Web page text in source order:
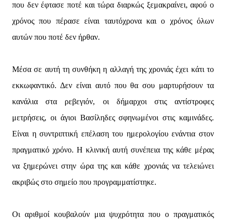
που δεν έφτασε ποτέ και τώρα διαρκώς ξεμακραίνει, αφού ο
χρόνος που πέρασε είναι ταυτόχρονα και ο χρόνος όλων
αυτών που ποτέ δεν ήρθαν.
Μέσα σε αυτή τη συνθήκη η αλλαγή της χρονιάς έχει κάτι το
εκκωφαντικό. Δεν είναι αυτό που θα σου μαρτυρήσουν τα
κανάλια στα ρεβεγιόν, οι δήμαρχοι στις αντίστροφες
μετρήσεις, οι άγιοι Βασίληδες σφηνωμένοι στις καμινάδες.
Είναι η συντριπτική επέλαση του ημερολογίου ενάντια στον
πραγματικό χρόνο. Η κλινική αυτή συνέπεια της κάθε μέρας
να ξημερώνει στην ώρα της και κάθε χρονιάς να τελειώνει
ακριβώς στο σημείο που προγραμματίστηκε.
Οι αριθμοί κουβαλούν μια ψυχρότητα που ο πραγματικός